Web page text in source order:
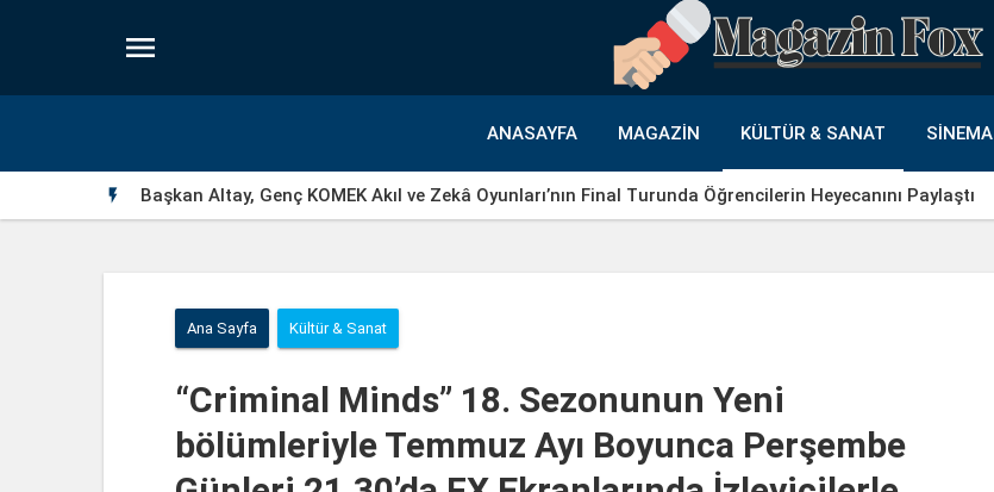

ANASAYFA MAGAZIN KÜLTÜR & SANAT SINEMA
 Başkan Altay, Genç KOMEK Akıl ve Zekâ Oyunları’nın Final Turunda Öğrencilerin Heyecanını Paylaştı
Ana Sayfa Kültür & Sanat
“Criminal Minds” 18. Sezonunun Yeni
bölümleriyle Temmuz Ayı Boyunca Perşembe